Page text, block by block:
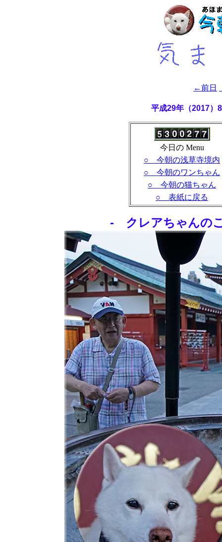
←前日
平成29年（2017
今日の Menu
○ 今朝の浅草寺境内
○ 今朝のワンちゃん
○ 今朝の猫ちゃん
○ 表紙に戻る
- クレアちゃんの